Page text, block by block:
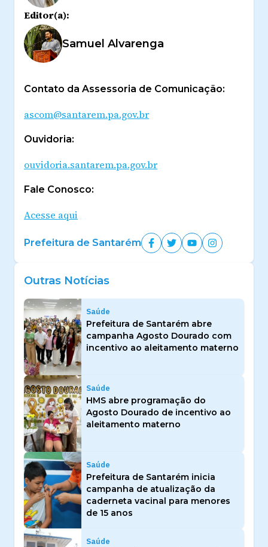
Editor(a):
Samuel Alvarenga
Contato da Assessoria de Comunicação:
ascom@santarem.pa.gov.br
Ouvidoria:
ouvidoria.santarem.pa.gov.br
Fale Conosco:
Acesse aqui
Prefeitura de Santarém
Outras Notícias
Saúde
Prefeitura de Santarém abre
campanha Agosto Dourado com
incentivo ao aleitamento materno
Saúde
HMS abre programação do
Agosto Dourado de incentivo ao
aleitamento materno
Saúde
Prefeitura de Santarém inicia
campanha de atualização da
caderneta vacinal para menores
de 15 anos
Saúde